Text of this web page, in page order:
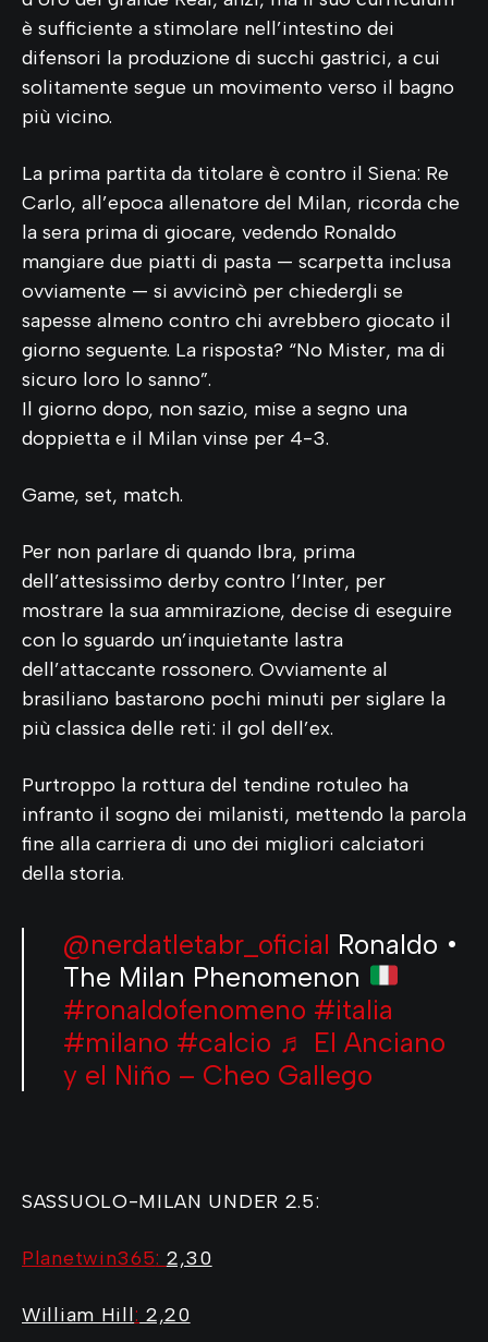
è sufficiente a stimolare nell’intestino dei
difensori la produzione di succhi gastrici, a cui
solitamente segue un movimento verso il bagno
più vicino.
La prima partita da titolare è contro il Siena: Re
Carlo, all’epoca allenatore del Milan, ricorda che
la sera prima di giocare, vedendo Ronaldo
mangiare due piatti di pasta — scarpetta inclusa
ovviamente — si avvicinò per chiedergli se
sapesse almeno contro chi avrebbero giocato il
giorno seguente. La risposta? “No Mister, ma di
sicuro loro lo sanno”.
Il giorno dopo, non sazio, mise a segno una
doppietta e il Milan vinse per 4-3.
Game, set, match.
Per non parlare di quando Ibra, prima
dell’attesissimo derby contro l’Inter, per
mostrare la sua ammirazione, decise di eseguire
con lo sguardo un’inquietante lastra
dell’attaccante rossonero. Ovviamente al
brasiliano bastarono pochi minuti per siglare la
più classica delle reti: il gol dell’ex.
Purtroppo la rottura del tendine rotuleo ha
infranto il sogno dei milanisti, mettendo la parola
fine alla carriera di uno dei migliori calciatori
della storia.
@nerdatletabr_oficial Ronaldo •
The Milan Phenomenon
#ronaldofenomeno #italia
#milano #calcio ♬ El Anciano
y el Niño – Cheo Gallego
SASSUOLO-MILAN UNDER 2.5:
Planetwin365: 2,30
William Hill: 2,20